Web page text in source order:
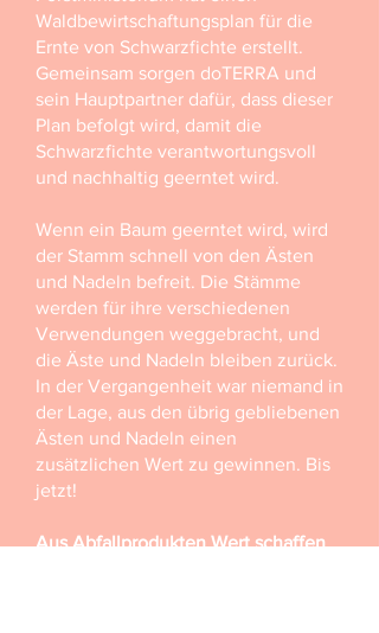
Waldbewirtschaftungsplan für die
Ernte von Schwarzfichte erstellt.
Gemeinsam sorgen doTERRA und
sein Hauptpartner dafür, dass dieser
Plan befolgt wird, damit die
Schwarzfichte verantwortungsvoll
und nachhaltig geerntet wird.
Wenn ein Baum geerntet wird, wird
der Stamm schnell von den Ästen
und Nadeln befreit. Die Stämme
werden für ihre verschiedenen
Verwendungen weggebracht, und
die Äste und Nadeln bleiben zurück.
In der Vergangenheit war niemand in
der Lage, aus den übrig gebliebenen
Ästen und Nadeln einen
zusätzlichen Wert zu gewinnen. Bis
jetzt!
Aus Abfallprodukten Wert schaffen